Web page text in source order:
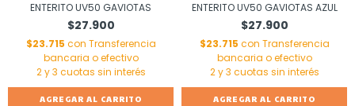
ENTERITO UV50 GAVIOTAS
$27.900
$23.715 con Transferencia
bancaria o efectivo
AGREGAR AL CARRITO
ENTERITO UV50 GAVIOTAS AZUL
$27.900
$23.715 con Transferencia
bancaria o efectivo
AGREGAR AL CARRITO